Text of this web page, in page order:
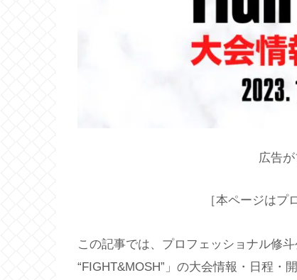
広告
［本ページはプ
この記事では、プロフェッショナル修
“FIGHT&MOSH”」の大会情報・日程・